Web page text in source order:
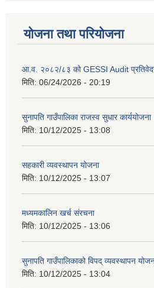
योजना तथा परियोजना
आ.व. २०८२/८३ को GESSI Audit
मिति: 06/24/2026 - 20:19
सुनापति गाउँपालिका राजस्व सुधार
मिति: 10/12/2025 - 13:08
सहकारी व्यवस्थापन योजना
मिति: 10/12/2025 - 13:07
मध्यमकालिन खर्च संरचना
मिति: 10/12/2025 - 13:06
सुनापति गाउँपालिकाको विपद् व्यवस्थापन
मिति: 10/12/2025 - 13:04